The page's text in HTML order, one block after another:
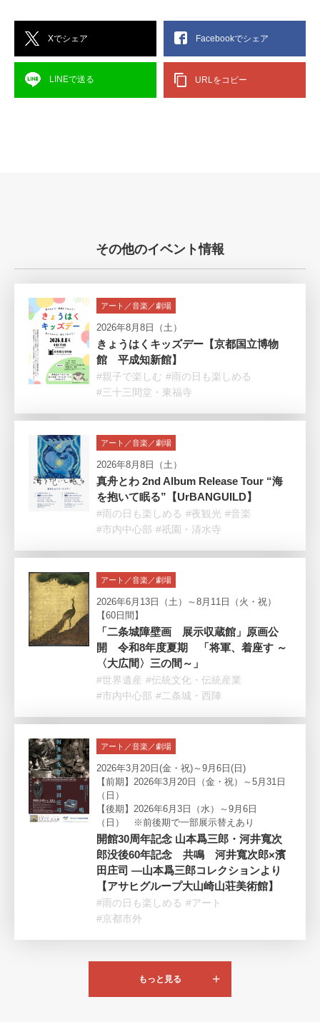
Xでシェア Facebookでシェア
LINEで送る URLをコピー
その他のイベント情報
アート／音楽／劇場
2026年8月8日（土）
きょうはくキッズデー【京都国立博物
館 平成知新館】
#親子で楽しむ #雨の日も楽しめる
#三十三間堂・東福寺
アート／音楽／劇場
2026年8月8日（土）
真舟とわ 2nd Album Release Tour “海
を抱いて眠る”【UrBANGUILD】
#雨の日も楽しめる #夜観光 #音楽
#市内中心部 #祇園・清水寺
アート／音楽／劇場
2026年6月13日（土）～8月11日（火・祝）
【60日間】
「二条城障壁画 展示収蔵館」原画公
開 令和8年度夏期 「将軍、着座す ～
〈大広間〉三の間～」
#世界遺産 #伝統文化・伝統産業
#市内中心部 #二条城・西陣
アート／音楽／劇場
2026年3月20日(金・祝)～9月6日(日)
【前期】2026年3月20日（金・祝）～5月31日
（日）
【後期】2026年6月3日（水）～9月6日
（日） ※前後期で一部展示替えあり
開館30周年記念 山本爲三郎・河井寬次
郎没後60年記念 共鳴 河井寬次郎×濱
田庄司 ―山本爲三郎コレクションより
【アサヒグループ大山崎山荘美術館】
#雨の日も楽しめる #アート
#京都市外
もっと見る